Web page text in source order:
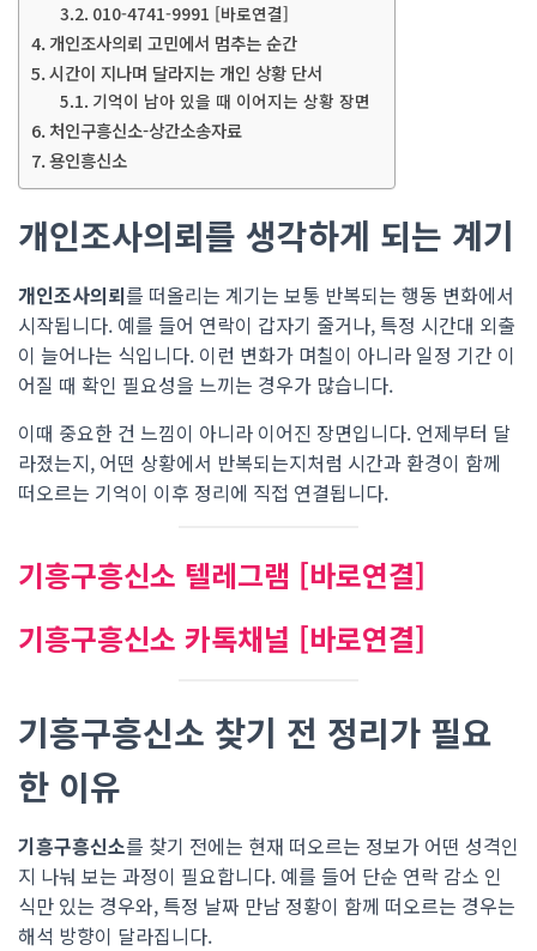
010-4741-9991 [바로연결]
개인조사의뢰 고민에서 멈추는 순간
시간이 지나며 달라지는 개인 상황 단서
기억이 남아 있을 때 이어지는 상황 장면
처인구흥신소-상간소송자료
용인흥신소
개인조사의뢰를 생각하게 되는 계기
개인조사의뢰를 떠올리는 계기는 보통 반복되는 행동 변화에서
시작됩니다. 예를 들어 연락이 갑자기 줄거나, 특정 시간대 외출
이 늘어나는 식입니다. 이런 변화가 며칠이 아니라 일정 기간 이
어질 때 확인 필요성을 느끼는 경우가 많습니다.
이때 중요한 건 느낌이 아니라 이어진 장면입니다. 언제부터 달
라졌는지, 어떤 상황에서 반복되는지처럼 시간과 환경이 함께
떠오르는 기억이 이후 정리에 직접 연결됩니다.
기흥구흥신소 텔레그램 [바로연결]
기흥구흥신소 카톡채널 [바로연결]
기흥구흥신소 찾기 전 정리가 필요
한 이유
기흥구흥신소를 찾기 전에는 현재 떠오르는 정보가 어떤 성격인
지 나눠 보는 과정이 필요합니다. 예를 들어 단순 연락 감소 인
식만 있는 경우와, 특정 날짜 만남 정황이 함께 떠오르는 경우는
해석 방향이 달라집니다.